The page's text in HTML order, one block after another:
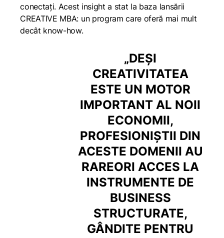
conectați. Acest insight a stat la baza lansării
CREATIVE MBA: un program care oferă mai mult
decât know-how.
„DEȘI
CREATIVITATEA
ESTE UN MOTOR
IMPORTANT AL NOII
ECONOMII,
PROFESIONIȘTII DIN
ACESTE DOMENII AU
RAREORI ACCES LA
INSTRUMENTE DE
BUSINESS
STRUCTURATE,
GÂNDITE PENTRU